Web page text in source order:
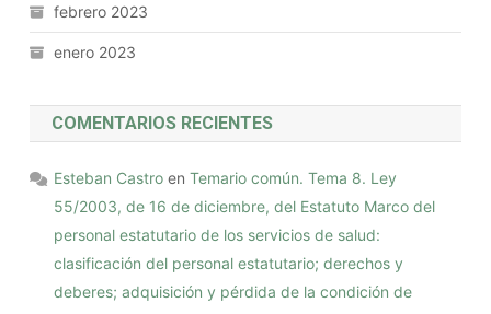
febrero 2023
enero 2023
COMENTARIOS RECIENTES
Esteban Castro enTemario común. Tema 8. Ley
55/2003, de 16 de diciembre, del Estatuto Marco del
personal estatutario de los servicios de salud:
clasificación del personal estatutario; derechos y
deberes; adquisición y pérdida de la condición de